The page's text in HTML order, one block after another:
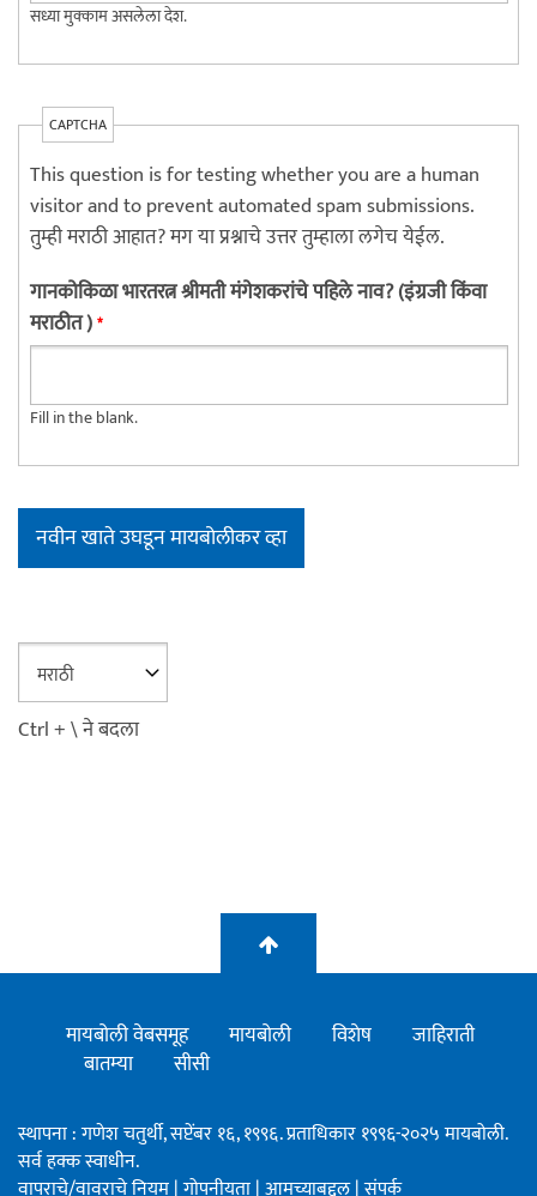
सध्या मुक्काम असलेला देश.
CAPTCHA
This question is for testing whether you are a human
visitor and to prevent automated spam submissions.
तुम्ही मराठी आहात? मग या प्रश्नाचे उत्तर तुम्हाला लगेच येईल.
गानकोकिळा भारतरत्न श्रीमती मंगेशकरांचे पहिले नाव? (इंग्रजी किंवा
मराठीत )*
Fill in the blank.
Ctrl + \ ने बदला
मायबोली वेबसमूह मायबोली विशेष
जाहिराती
बातम्या
सीसी
स्थापना : गणेश चतुर्थी, सप्टेंबर १६, १९९६. प्रताधिकार १९९६-२०२५ मायबोली.
सर्व हक्क स्वाधीन.
वापराचे/वावराचे नियम|गोपनीयता|आमच्याबद्दल|संपर्क